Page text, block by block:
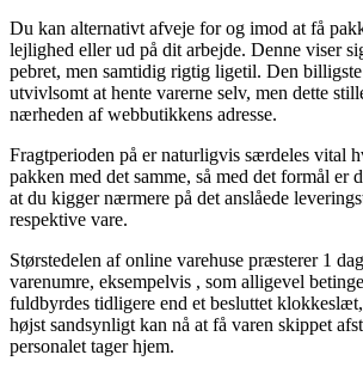
Du kan alternativt afveje for og imod at få
lejlighed eller ud på dit arbejde. Denne viser
pebret, men samtidig rigtig ligetil. Den
utvivlsomt at hente varerne selv, men dette
nærheden af webbutikkens adresse.
Fragtperioden på er naturligvis særdeles vital
pakken med det samme, så med det formål er
at du kigger nærmere på det anslåede
respektive vare.
Størstedelen af online varehuse præsterer 1
varenumre, eksempelvis , som alligevel
fuldbyrdes tidligere end et besluttet
højst sandsynligt kan nå at få varen skippet
personalet tager hjem.